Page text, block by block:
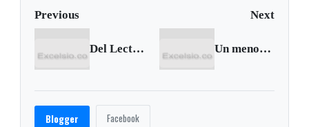
Previous Next
Del Lector | Promesas no cumplidas a Duitama Un menor muerto deja accidente de tránsito en Duitama
Blogger Facebook